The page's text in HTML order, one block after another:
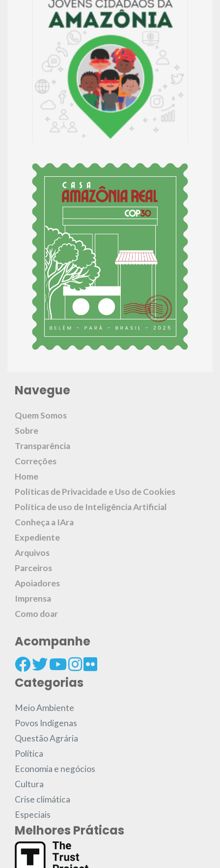
Navegue
Quem Somos
Sobre
Transparência
Correções
Home
Políticas de Privacidade e Uso de Cookies
Política de uso de Inteligência Artificial
Conheça a IAra
Expediente
Arquivos
Parceiros
Apoiadores
Imprensa
Como doar
Acompanhe
Categorias
Meio Ambiente
Povos Indígenas
Questão Agrária
Política
Economia e negócios
Cultura
Crise climática
Especiais
Melhores Práticas